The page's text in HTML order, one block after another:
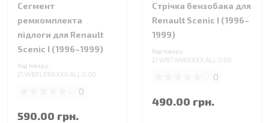
Сегмент
ремкомплекта
підлоги для Renault
Scenic I (1996–1999)
Код товару:
21.WBFLRPXXXX.ALL.0.00
0
590.00 грн.
Стрічка бензобака для
Renault Scenic I (1996–
1999)
Код товару:
21.WBTANKXXXX.ALL.0.00
0
490.00 грн.